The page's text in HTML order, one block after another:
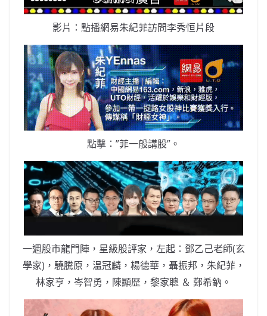
影片：點播網易朱紀菲訪問李秀恒片段
點擊：”菲一般講股”。
一週股市龍門陣，星級股評家，左起：鄧乙己老師(玄
學家)，驍騰原，温冠麟，楊德華，聶振邦，朱紀菲，
林家亨，岑智勇，陳顯歴，黎家聰 ＆ 鄭希鈉。